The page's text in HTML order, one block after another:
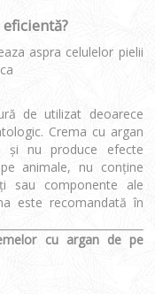
aspra celulelor pielii
de utilizat deoarece
Crema cu argan
nu produce efecte
animale, nu conține
sau componente ale
este recomandată în
cu argan de pe